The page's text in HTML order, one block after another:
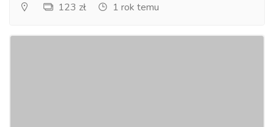
123 zł 1 rok temu